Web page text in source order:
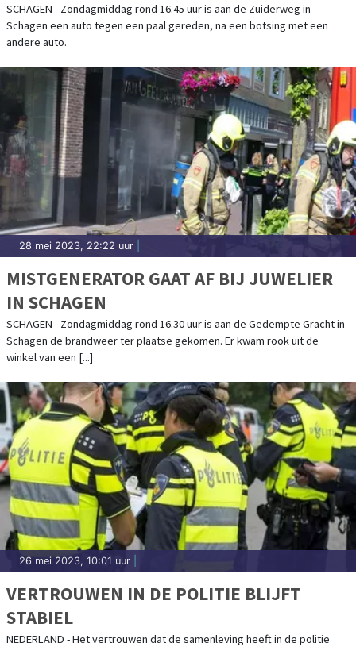
SCHAGEN - Zondagmiddag rond 16.45 uur is aan de Zuiderweg in
Schagen een auto tegen een paal gereden, na een botsing met een
andere auto.
28 mei 2023, 22:22 uur
MISTGENERATOR GAAT AF BIJ JUWELIER
IN SCHAGEN
SCHAGEN - Zondagmiddag rond 16.30 uur is aan de Gedempte Gracht in
Schagen de brandweer ter plaatse gekomen. Er kwam rook uit de
winkel van een [...]
26 mei 2023, 10:01 uur
VERTROUWEN IN DE POLITIE BLIJFT
STABIEL
NEDERLAND - Het vertrouwen dat de samenleving heeft in de politie